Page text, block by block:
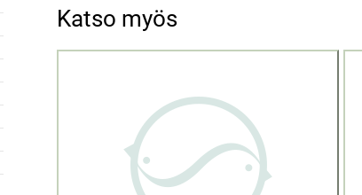
Katso myös